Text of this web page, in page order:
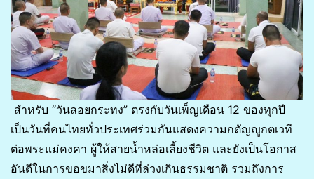
สำหรับ “วันลอยกระทง” ตรงกับวันเพ็ญเดือน 12 ของทุกปี
เป็นวันที่คนไทยทั่วประเทศร่วมกันแสดงความกตัญญูกตเวที
ต่อพระแม่คงคา ผู้ให้สายน้ำหล่อเลี้ยงชีวิต และยังเป็นโอกาส
อันดีในการขอขมาสิ่งไม่ดีที่ล่วงเกินธรรมชาติ รวมถึงการ